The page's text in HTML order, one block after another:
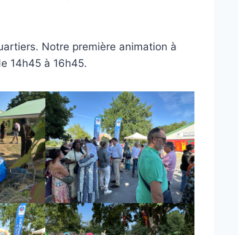
Notre première animation à
14h45 à 16h45.